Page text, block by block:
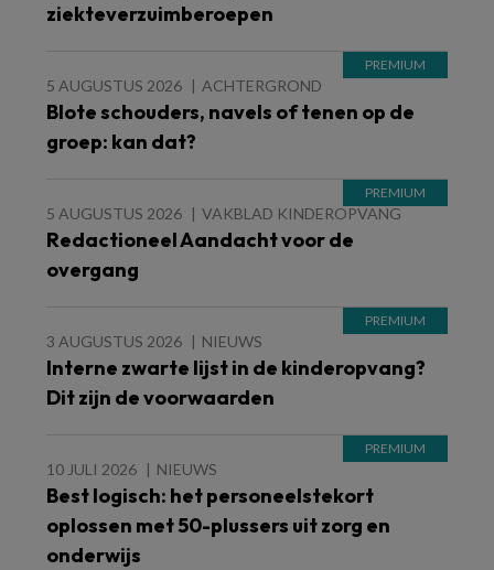
ziekteverzuimberoepen
5 AUGUSTUS 2026 ACHTERGROND
Blote schouders, navels of tenen op de
groep: kan dat?
5 AUGUSTUS 2026 VAKBLAD KINDEROPVANG
Redactioneel Aandacht voor de
overgang
3 AUGUSTUS 2026 NIEUWS
Interne zwarte lijst in de kinderopvang?
Dit zijn de voorwaarden
10 JULI 2026 NIEUWS
Best logisch: het personeelstekort
oplossen met 50-plussers uit zorg en
onderwijs